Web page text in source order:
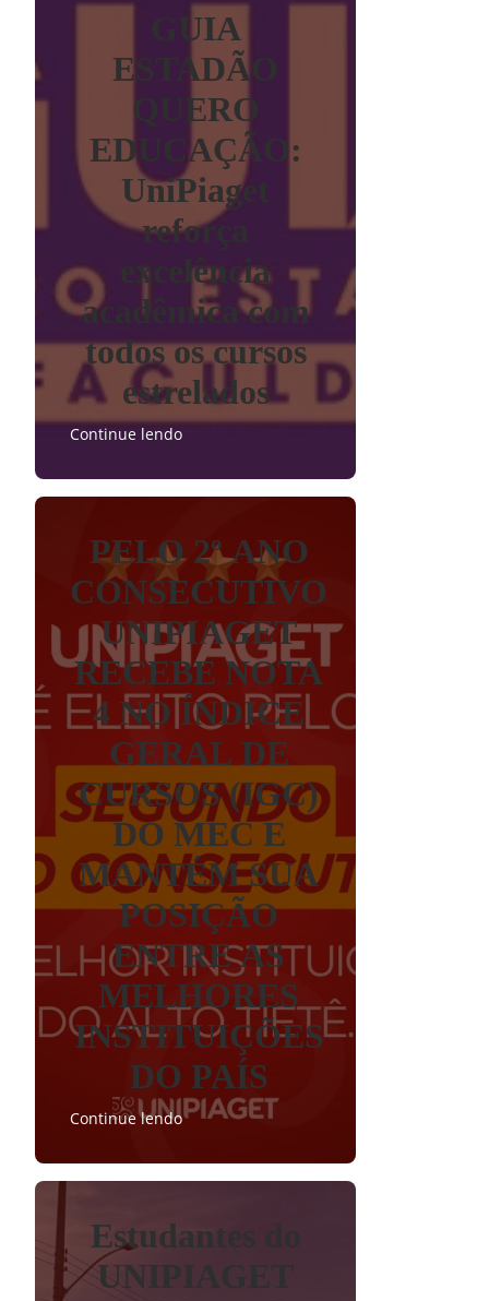
GUIA
ESTADÃO
QUERO
EDUCAÇÃO:
UniPiaget
reforça
excelência
acadêmica com
todos os cursos
estrelados
Continue lendo
PELO 2º ANO
CONSECUTIVO
UNIPIAGET
RECEBE NOTA
4 NO ÍNDICE
GERAL DE
CURSOS (IGC)
DO MEC E
MANTÉM SUA
POSIÇÃO
ENTRE AS
MELHORES
INSTITUIÇÕES
DO PAÍS
Continue lendo
Estudantes do
UNIPIAGET